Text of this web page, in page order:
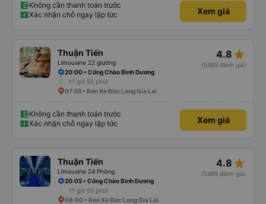
Không cần thanh toán trước
Xác nhận chỗ ngay lập tức
Xem giá
Thuận Tiến
Limousine 22 giường
4.8 star_rate
(5489 đánh giá)
20:00 • Cổng Chào Bình Dương
11 giờ 55 phút
07:55 • Bến Xe Đức Long Gia Lai
Không cần thanh toán trước
Xác nhận chỗ ngay lập tức
Xem giá
Thuận Tiến
Limousine 24 Phòng
4.8 star_rate
(5489 đánh giá)
20:05 • Cổng Chào Bình Dương
11 giờ 55 phút
08:00 • Bến Xe Đức Long Gia Lai